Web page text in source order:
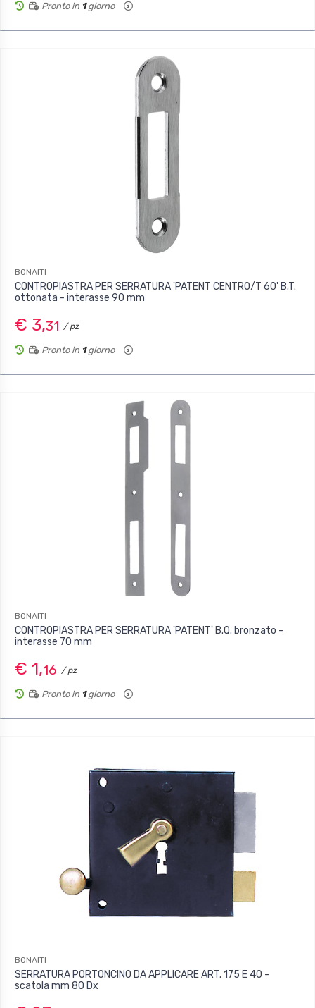
Pronto in 1giorno
BONAITI
CONTROPIASTRA PER SERRATURA 'PATENT CENTRO/T 60' B.T.
ottonata - interasse 90 mm
€ 3,31 / pz
Pronto in 1giorno
BONAITI
CONTROPIASTRA PER SERRATURA 'PATENT' B.Q. bronzato -
interasse 70 mm
€ 1,16 / pz
Pronto in 1giorno
BONAITI
SERRATURA PORTONCINO DA APPLICARE ART. 175 E 40 -
scatola mm 80 Dx